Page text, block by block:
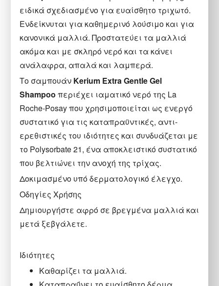
ειδικά σχεδιασμένο για ευαίσθητο τριχωτό.
Ενδείκνυται για καθημερινό λούσιμο και για
κανονικά μαλλιά. Προστατεύει τα μαλλιά
ακόμα και με σκληρό νερό και τα κάνει
ανάλαφρα, απαλά και λαμπερά.
Το σαμπουάν Kerium Extra Gentle Gel
Shampoo περιέχει ιαματικό νερό της La
Roche-Posay που χρησιμοποιείται ως ενεργό
συστατικό για τις καταπραϋντικές, αντι-
ερεθιστικές του ιδιότητες και συνδυάζεται με
το Polysorbate 21, ένα αποκλειστικό συστατικό
που βελτιώνει την ανοχή της τρίχας.
Δοκιμασμένο υπό δερματολογικό έλεγχο.
Οδηγίες Χρήσης
Δημιουργήστε αφρό σε βρεγμένα μαλλιά και
μετά ξεβγάλετε.
Ιδιότητες
Καθαρίζει τα μαλλιά.